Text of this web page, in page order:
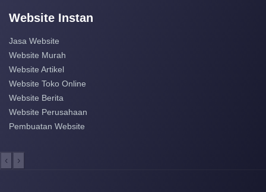
Website Instan
Jasa Website
Website Murah
Website Artikel
Website Toko Online
Website Berita
Website Perusahaan
Pembuatan Website
‹ ›